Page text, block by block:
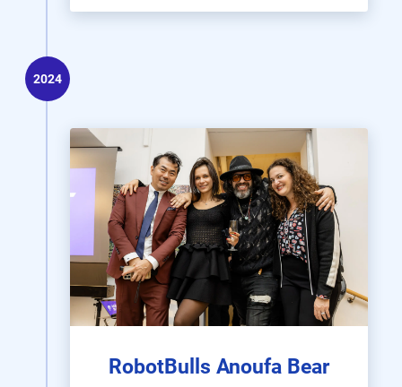
2024
RobotBulls Anoufa Bear